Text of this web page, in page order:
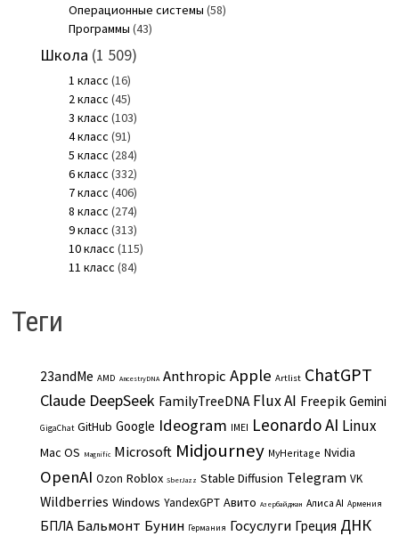
Операционные системы (58)
Программы (43)
Школа (1 509)
1 класс (16)
2 класс (45)
3 класс (103)
4 класс (91)
5 класс (284)
6 класс (332)
7 класс (406)
8 класс (274)
9 класс (313)
10 класс (115)
11 класс (84)
Теги
23andMe AMD AncestryDNA Anthropic Apple Artlist ChatGPT
Claude DeepSeek FamilyTreeDNA Flux AI Freepik Gemini
GigaChat GitHub Google Ideogram IMEI Leonardo AI Linux
Mac OS Magnific Microsoft Midjourney MyHeritage Nvidia
OpenAI Ozon Roblox SberJazz Stable Diffusion Telegram VK
Wildberries Windows YandexGPT Авито Азербайджан Алиса AI Армения
БПЛА Бальмонт Бунин Германия Госуслуги Греция ДНК